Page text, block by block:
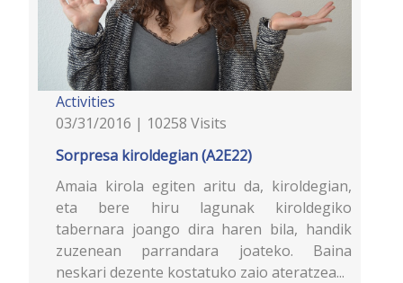
Activities
03/31/2016 | 10258 Visits
Sorpresa kiroldegian (A2E22)
Amaia kirola egiten aritu da, kiroldegian,
eta bere hiru lagunak kiroldegiko
tabernara joango dira haren bila, handik
zuzenean parrandara joateko. Baina
neskari dezente kostatuko zaio ateratzea...